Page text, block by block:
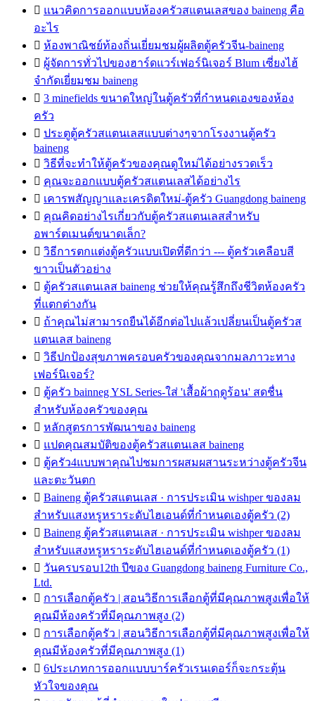
 แนวคิดการออกแบบห้องครัวสแตนเลสของ baineng คือ
อะไร
 ห้องพาณิชย์ท้องถิ่นเยี่ยมชมผู้ผลิตตู้ครัวจีน-baineng
 ผู้จัดการทั่วไปของฮาร์ดแวร์เฟอร์นิเจอร์ Blum เซี่ยงไฮ้
จำกัดเยี่ยมชม baineng
 3 minefields ขนาดใหญ่ในตู้ครัวที่กำหนดเองของห้อง
ครัว
 ประตูตู้ครัวสแตนเลสแบบต่างๆจากโรงงานตู้ครัว
baineng
 วิธีที่จะทำให้ตู้ครัวของคุณดูใหม่ได้อย่างรวดเร็ว
 คุณจะออกแบบตู้ครัวสแตนเลสได้อย่างไร
 เคารพสัญญาและเครดิตใหม่-ตู้ครัว Guangdong baineng
 คุณคิดอย่างไรเกี่ยวกับตู้ครัวสแตนเลสสำหรับ
อพาร์ตเมนต์ขนาดเล็ก?
 วิธีการตกแต่งตู้ครัวแบบเปิดที่ดีกว่า --- ตู้ครัวเคลือบสี
ขาวเป็นตัวอย่าง
 ตู้ครัวสแตนเลส baineng ช่วยให้คุณรู้สึกถึงชีวิตห้องครัว
ที่แตกต่างกัน
 ถ้าคุณไม่สามารถยืนได้อีกต่อไปแล้วเปลี่ยนเป็นตู้ครัวส
แตนเลส baineng
 วิธีปกป้องสุขภาพครอบครัวของคุณจากมลภาวะทาง
เฟอร์นิเจอร์?
 ตู้ครัว bainneg YSL Series-ใส่ 'เสื้อผ้าฤดูร้อน' สดชื่น
สำหรับห้องครัวของคุณ
 หลักสูตรการพัฒนาของ baineng
 แปดคุณสมบัติของตู้ครัวสแตนเลส baineng
 ตู้ครัว4แบบพาคุณไปชมการผสมผสานระหว่างตู้ครัวจีน
และตะวันตก
 Baineng ตู้ครัวสแตนเลส · การประเมิน wishper ของลม
สำหรับแสงหรูหราระดับไฮเอนด์ที่กำหนดเองตู้ครัว (2)
 Baineng ตู้ครัวสแตนเลส · การประเมิน wishper ของลม
สำหรับแสงหรูหราระดับไฮเอนด์ที่กำหนดเองตู้ครัว (1)
 วันครบรอบ12th ปีของ Guangdong baineng Furniture Co.,
Ltd.
 การเลือกตู้ครัว | สอนวิธีการเลือกตู้ที่มีคุณภาพสูงเพื่อให้
คุณมีห้องครัวที่มีคุณภาพสูง (2)
 การเลือกตู้ครัว | สอนวิธีการเลือกตู้ที่มีคุณภาพสูงเพื่อให้
คุณมีห้องครัวที่มีคุณภาพสูง (1)
 6ประเภทการออกแบบบาร์ครัวเรนเดอร์ก็จะกระตุ้น
หัวใจของคุณ